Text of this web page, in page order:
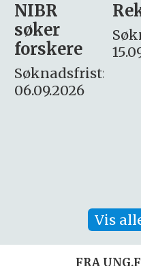
Rektor
Søknadsfrist:
15.09.2026
Vis